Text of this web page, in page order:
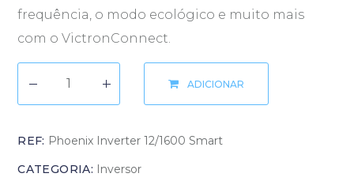
frequência, o modo ecológico e muito mais
com o VictronConnect.
ADICIONAR
REF: Phoenix Inverter 12/1600 Smart
CATEGORIA: Inversor